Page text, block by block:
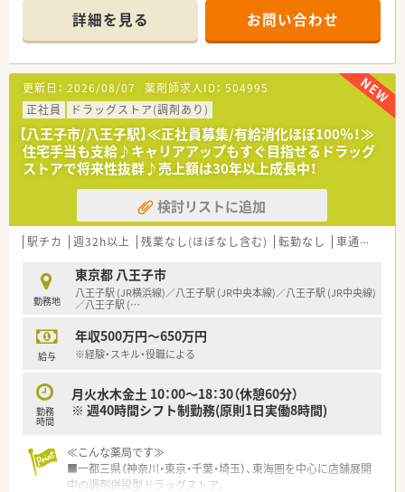
従業員の労働環境整備にも配慮があり、年間休日115日。5日連
続休暇制度(取得率96.7％)、有給取得数も平均で10日以上！残業
は全社平均5～15h程度です。
■キャリアチャンスが豊富です！
年間50店舗の出店を予定しており、出店に伴い薬局長やエリア
マネジャーのポジションが多数！
1年以内での薬局長就任へ向けた習熟も実施しており、ご経験を
活かした早期のポジションアップが目指せます！
都圏中心に店舗展開し、今後も現在のエリアで出店を強化。
「極めて感じの良い応対（挨拶）」を心掛けて住宅街立地を中心と
した店舗環境！
地域に根差してあらゆるライフステージに寄り添う「トータルヘ
ルスケア薬剤師」として成長できるように充実した研修制度も用
意されています。
■充実した研修を用意しています！
本社近くに調剤研修センター、在宅研修センターがあり、全体的
な知識の底上げ、基礎の徹底を実現。入社後は店舗着任前に薬局
を模した調剤研修センターで調剤手技、機器操作等、一連の薬局
業務を実戦形式で習得いただけます。
■調剤、在宅にも非常に力を入れています！
調剤併設型ドラッグストアの中でも以前から「調剤」「在宅」など
併設調剤薬局の他に専門調剤薬局、ニーズが高まっている在宅医
療についてもエリア在宅担当を配置して積極的に対応をされて
います。カウンセリングも含め正にトータルヘルスケアの名に
■ドミナント展開！
県、東海圏に集中出店し、店舗数を拡大しています。
現在では神奈川の店舗数が業界No.１になりました！
新店に加えて、現在OTC単独のお店へ順次調剤併設化を進めてい
■薬剤師が主役の企業！安心して長く働ける労働環境です！
会長や社長は薬剤師です。そのため薬剤師の気持ちを理解し汲
詳細を見る お問い合わせ
更新日： 2026/08/07 薬剤師求人ID： 504995
正社員
ドラッグストア(調剤あり)
【八王子市/八王子駅】≪正社員募集/有給消化ほぼ100％！≫
住宅手当も支給♪キャリアアップもすぐ目指せるドラッグ
ストアで将来性抜群♪売上額は30年以上成長中！
検討リストに追加
駅チカ 週32h以上 残業なし(ほぼなし含む) 転勤なし 車通勤可
勤務地
東京都 八王子市
八王子駅 (JR横浜線)／八王子駅 (JR中央本線)／八王子駅 (JR中央線)
／八王子駅 (…
給与
年収500万円～650万円
※経験・スキル・役職による
勤務
時間
月火水木金土 10：00～18：30（休憩60分）
※ 週40時間シフト制勤務(原則1日実働8時間)
≪こんな薬局です≫
■一都三県（神奈川・東京・千葉・埼玉）、東海圏を中心に店舗展開
中の調剤併設型ドラッグストア。